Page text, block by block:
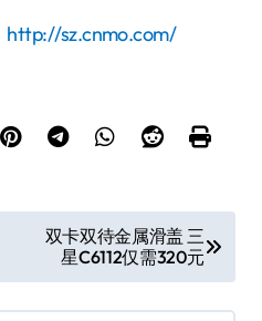
http://sz.cnmo.com/
双卡双待金属滑盖 三
星C6112仅需320元